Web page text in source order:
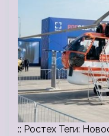
:: Ростех Теги: